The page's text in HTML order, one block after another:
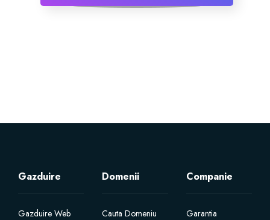
Gazduire
Gazduire Web
Domenii
Cauta Domeniu
Companie
Garantia